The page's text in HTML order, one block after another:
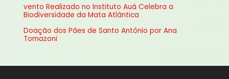
o
:
vento Realizado no Instituto Auá Celebra a
Biodiversidade da Mata Atlântica
Doação dos Pães de Santo Antônio por Ana
Tomazoni